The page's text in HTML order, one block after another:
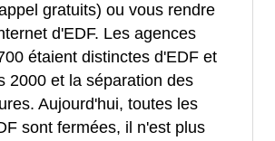
gratuits) ou vous rendre
d'EDF. Les agences
étaient distinctes d'EDF et
2000 et la séparation des
Aujourd'hui, toutes les
sont fermées, il n'est plus